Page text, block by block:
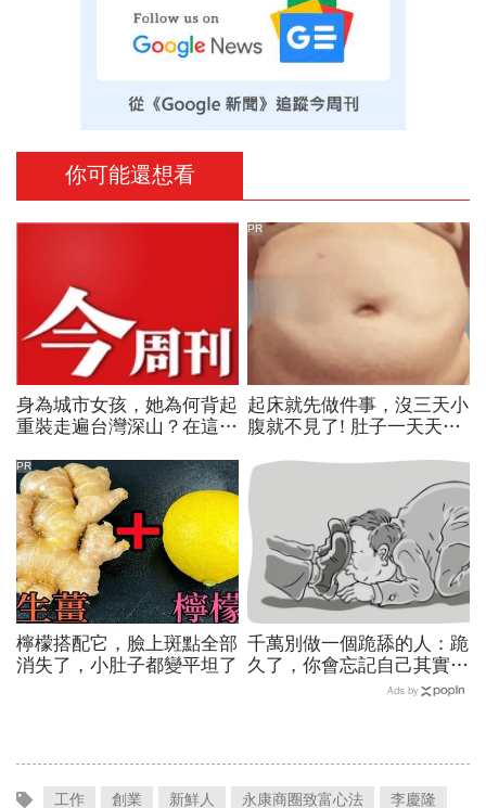
你可能還想看
身為城市女孩，她為何背起
重裝走遍台灣深山？在這座
到人生答案
起床就先做件事，沒三天小
腹就不見了! 肚子一天天變
PR
檸檬搭配它，臉上斑點全部
消失了，小肚子都變平坦了
PR
千萬別做一個跪舔的人：跪
久了，你會忘記自己其實是
Ads by
工作 創業 新鮮人 永康商圈致富心法 李慶隆